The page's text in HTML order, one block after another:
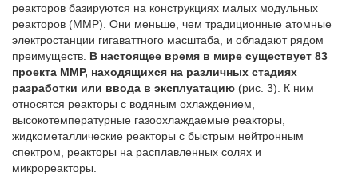
реакторов базируются на конструкциях малых модульных
реакторов (ММР). Они меньше, чем традиционные атомные
электростанции гигаваттного масштаба, и обладают рядом
преимуществ. В настоящее время в мире существует 83
проекта ММР, находящихся на различных стадиях
разработки или ввода в эксплуатацию (рис. 3). К ним
относятся реакторы с водяным охлаждением,
высокотемпературные газоохлаждаемые реакторы,
жидкометаллические реакторы с быстрым нейтронным
спектром, реакторы на расплавленных солях и
микрореакторы.